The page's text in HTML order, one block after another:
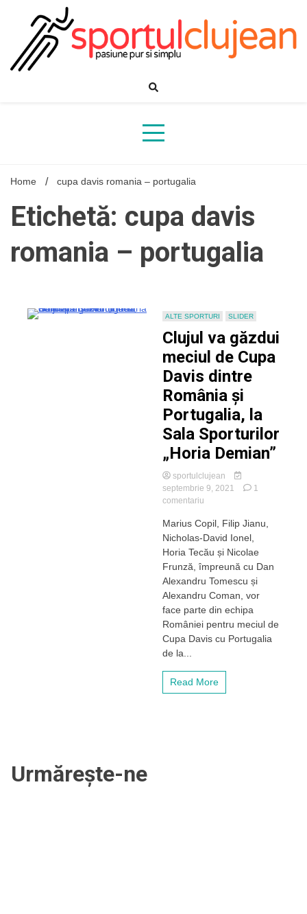
Home cupa davis romania – portugalia
Etichetă: cupa davis
romania – portugalia
ALTE SPORTURI SLIDER
Clujul va găzdui
meciul de Cupa
Davis dintre
România și
Portugalia, la
Sala Sporturilor
„Horia Demian”
sportulclujean
septembrie 9, 2021
1
comentariula
va
găzdui
meciul
Cupa
Davis
dintre
România
și
Portugalia,
Sporturilor
„Horia
Marius Copil, Filip Jianu,
Nicholas-David Ionel,
Horia Tecău și Nicolae
Frunză, împreună cu Dan
Alexandru Tomescu și
Alexandru Coman, vor
face parte din echipa
României pentru meciul de
Cupa Davis cu Portugalia
de la...
Read More
Urmărește-ne